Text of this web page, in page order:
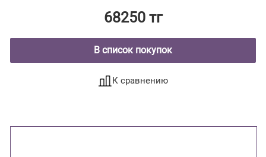
68250 тг
В список покупок
К сравнению